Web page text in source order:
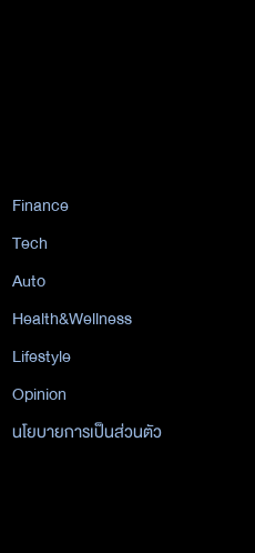
Finance
Tech
Auto
Health&Wellness
Lifestyle
Opinion
นโยบายการเป็นส่วนตัว